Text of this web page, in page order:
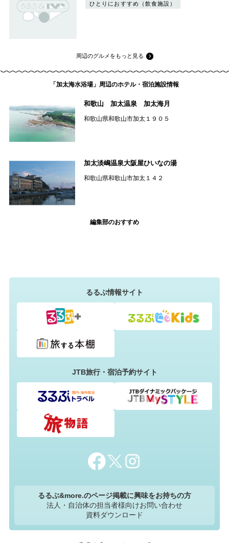
ひとりにおすすめ（飲食施設）
周辺のグルメをもっと見る
「加太海水浴場」周辺のホテル・宿泊施設情報
和歌山 加太温泉 加太海月
和歌山県和歌山市加太１９０５
加太淡嶋温泉大阪屋ひいなの湯
和歌山県和歌山市加太１４２
編集部のおすすめ
るるぶ情報サイト
JTB旅行・宿泊予約サイト
るるぶ&more.のページ掲載に興味をお持ちの方
法人・自治体の担当者様向けお問い合わせ
資料ダウンロード